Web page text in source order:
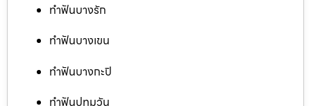
ทำฟันบางรัก
ทำฟันบางเขน
ทำฟันบางกะปิ
ทำฟันปทุมวัน